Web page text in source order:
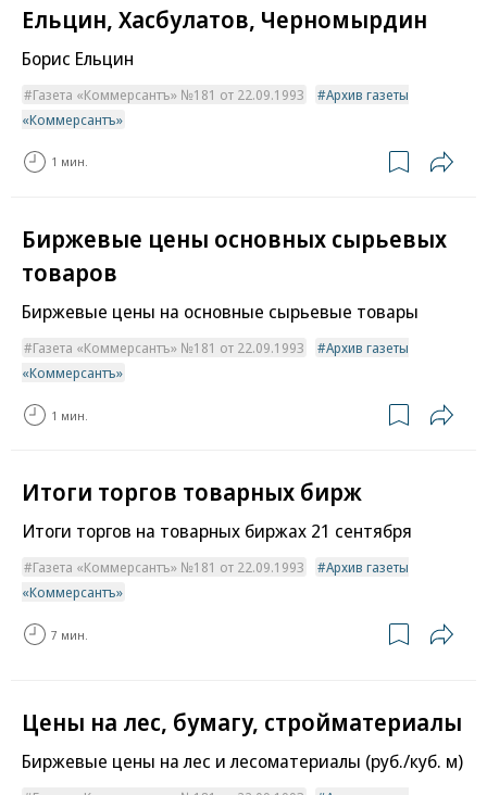
Ельцин, Хасбулатов, Черномырдин
Борис Ельцин
Газета «Коммерсантъ» №181 от 22.09.1993
Архив газеты
«Коммерсантъ»
1 мин.
Биржевые цены основных сырьевых
товаров
Биржевые цены на основные сырьевые товары
Газета «Коммерсантъ» №181 от 22.09.1993
Архив газеты
«Коммерсантъ»
1 мин.
Итоги торгов товарных бирж
Итоги торгов на товарных биржах 21 сентября
Газета «Коммерсантъ» №181 от 22.09.1993
Архив газеты
«Коммерсантъ»
7 мин.
Цены на лес, бумагу, стройматериалы
Биржевые цены на лес и лесоматериалы (руб./куб. м)